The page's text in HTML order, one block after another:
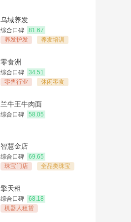
乌域养发
综合口碑
81.67
养发护发
养发培训
零食洲
综合口碑
34.51
零售行业
休闲零食
兰牛王牛肉面
综合口碑 58.05
智慧金店
综合口碑
69.65
珠宝门店
全品类珠宝
擎天租
综合口碑
68.18
机器人租赁